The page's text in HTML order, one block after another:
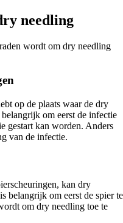
needling
wordt om dry needling
op de plaats waar de dry
om eerst de infectie
gestart kan worden. Anders
van de infectie.
kan dry
belangrijk om eerst de spier te
om dry needling toe te